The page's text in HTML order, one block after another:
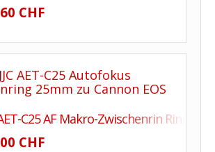
CHF
AET-C25 AF Makro-Zwischenrin Ring
CHF